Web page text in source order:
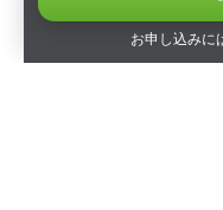
お申し込みに